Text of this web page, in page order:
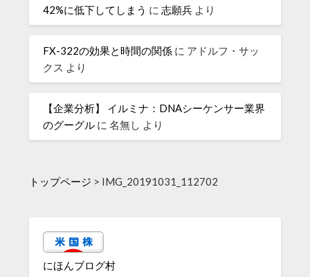
42%に低下してしまう に志願兵 より
FX-322の効果と時間の関係 に アドルフ・サッ
クス より
【企業分析】 イルミナ：DNAシーケンサー業界
のグーグル に名無し より
トップページ > IMG_20191031_112702
にほんブログ村